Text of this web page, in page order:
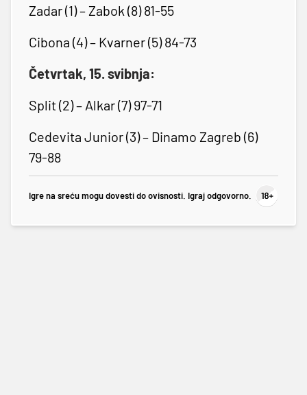
Zadar (1) – Zabok (8) 81-55
Cibona (4) – Kvarner (5) 84-73
Četvrtak, 15. svibnja:
Split (2) – Alkar (7) 97-71
Cedevita Junior (3) – Dinamo Zagreb (6)
79-88
Igre na sreću mogu dovesti do ovisnosti. Igraj odgovorno.